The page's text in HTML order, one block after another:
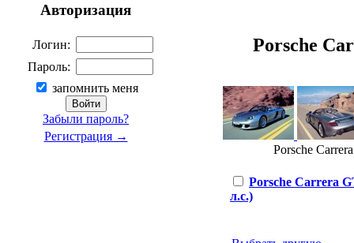
Авторизация
Логин:
Пароль:
запомнить меня
Забыли пароль?
Регистрация →
Porsche
Porsche
Porsche Carrera
л.с.)